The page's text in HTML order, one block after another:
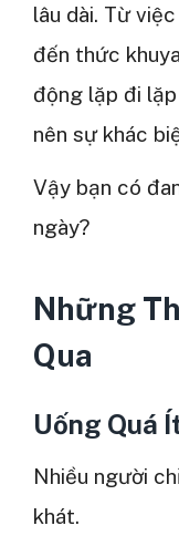
lâu dài. Từ
đến thức
động lặp đi
nên sự khác
Vậy bạn có
ngày?
Những
Qua
Uống Quá
Nhiều người
khát.